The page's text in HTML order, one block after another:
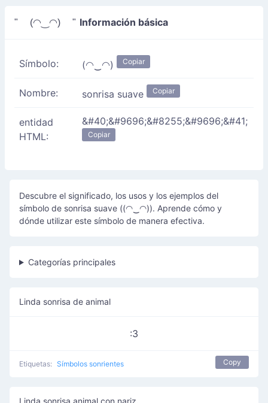
" (◠‿◠) " Información básica
Símbolo: (◠‿◠) Copiar
Nombre: sonrisa suave Copiar
entidad
HTML:
&#40;&#9696;&#8255;&#9696;&#41;
Copiar
Descubre el significado, los usos y los ejemplos del
símbolo de sonrisa suave ((◠‿◠)). Aprende cómo y
dónde utilizar este símbolo de manera efectiva.
Categorías principales
Linda sonrisa de animal
:3
Etiquetas: Símbolos sonrientes Copy
Linda sonrisa animal con nariz.